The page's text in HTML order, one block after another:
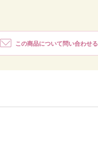
この商品について問い合わせる